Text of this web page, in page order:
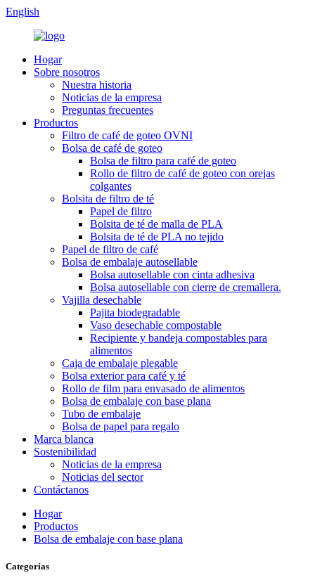
English
Hogar
Sobre nosotros
Nuestra historia
Noticias de la empresa
Preguntas frecuentes
Productos
Filtro de café de goteo OVNI
Bolsa de café de goteo
Bolsa de filtro para café de goteo
Rollo de filtro de café de goteo con orejas
colgantes
Bolsita de filtro de té
Papel de filtro
Bolsita de té de malla de PLA
Bolsita de té de PLA no tejido
Papel de filtro de café
Bolsa de embalaje autosellable
Bolsa autosellable con cinta adhesiva
Bolsa autosellable con cierre de cremallera.
Vajilla desechable
Pajita biodegradable
Vaso desechable compostable
Recipiente y bandeja compostables para
alimentos
Caja de embalaje plegable
Bolsa exterior para café y té
Rollo de film para envasado de alimentos
Bolsa de embalaje con base plana
Tubo de embalaje
Bolsa de papel para regalo
Marca blanca
Sostenibilidad
Noticias de la empresa
Noticias del sector
Contáctanos
Hogar
Productos
Bolsa de embalaje con base plana
Categorías